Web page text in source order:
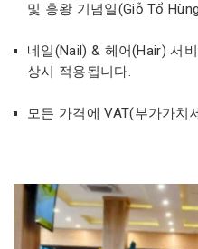
및 훙왕 기념일(Giỗ Tổ
네일(Nail) & 헤어(Hair) 서
상시 적용됩니다.
모든 가격에 VAT(부가가치